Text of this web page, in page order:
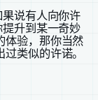
说有人向你许
升到某一奇妙
体验，那你当然
类似的许诺。